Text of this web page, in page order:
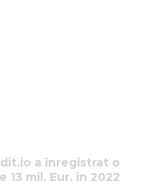
a înregistrat o
mil. Eur. în 2022